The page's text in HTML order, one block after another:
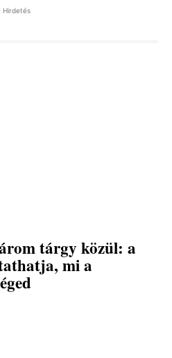
Hirdetés
tárgy közül: a
mi a